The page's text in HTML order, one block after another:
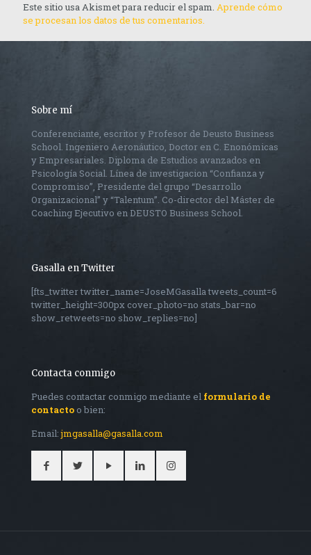
Este sitio usa Akismet para reducir el spam. Aprende cómo
se procesan los datos de tus comentarios.
Sobre mí
Conferenciante, escritor y Profesor de Deusto Business
School. Ingeniero Aeronáutico, Doctor en C. Enonómicas
y Empresariales. Diploma de Estudios avanzados en
Psicología Social. Línea de investigacion “Confianza y
Compromiso”, Presidente del grupo “Desarrollo
Organizacional” y “Talentum”. Co-director del Máster de
Coaching Ejecutivo en DEUSTO Business School.
Gasalla en Twitter
[fts_twitter twitter_name=JoseMGasalla tweets_count=6
twitter_height=300px cover_photo=no stats_bar=no
show_retweets=no show_replies=no]
Contacta conmigo
Puedes contactar conmigo mediante el formulario de
contacto o bien:
Email:jmgasalla@gasalla.com